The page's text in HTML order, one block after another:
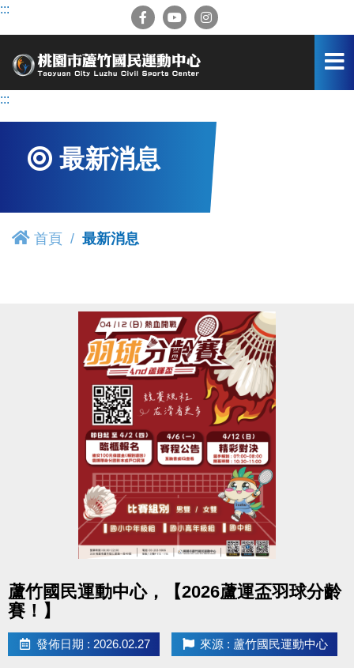
跳
容
:::
:::
最新消息
首頁 最新消息
蘆竹國民運動中心，【2026蘆運盃羽球分齡
賽！】
發佈日期 : 2026.02.27 來源 : 蘆竹國民運動中心